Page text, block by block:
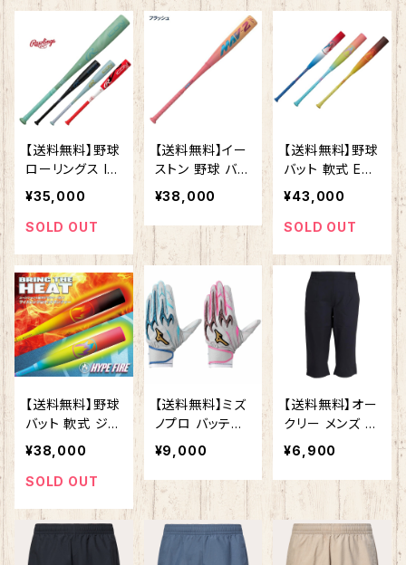
ル 野球部 野球
用品 グラブバッ
グ
50g 79cm 580
g 少年野球 VJJ
SBBVIBJ2 JSB
Bマーク 学童野
球 こども 子ど
も キッズ Jr 試
合 公園 マルチ
ヴィクタス ビク
タス
D2574010 WB
D2574020 vo
odoo ブードゥ
硬式用 バット 硬
式野球 硬式バッ
ト 高校生 大人
WBD257402
08390
【送料無料】野球
ローリングス IC
ON アイコン
バット 軟式複合
バット コンポジ
野球 軟式用 少
年用 ジュニア用
子供用 BJ6ION
E RAWLINGS
野球用品
¥35,000
SOLD OUT
【送料無料】イー
ストン 野球 バッ
ト リトルリーグ
用 少年硬式 リ
トルリーグ用硬
式金属 MAV2 -
10 USA BASEB
ALL公認 硬式バ
ット 小学生 EAS
TON EUS6M2
F10J
¥38,000
【送料無料】野球
バット 軟式 ENS
6HYP イースト
ン ハイプファイ
ヤー 限定カラー
イーストン 軟式
バット HYPE FI
RE 大人用 ロー
リングス Rawli
ngs EASTON
イーストン バッ
ト 軟式野球
軟式バット 一
般 社会人
¥43,000
SOLD OUT
【送料無料】野球
バット 軟式 ジュ
ニア ENY6HYP
イーストン ハイ
プファイヤー 限
ンバット イース
トン 軟式バット
HYPE FIRE 大
¥38,000
SOLD OUT
【送料無料】ミズ
ノプロ バッティ
ンググローブ 両
手用 シリコンパ
ワーアークDI 母
の日・父の日限
定カラー 野球 1
EJEA56621
¥9,000
【送料無料】オー
クリー メンズ ク
ロスクォーター
パンツ ENHAN
CE MOBILITY
QUARTER PT
7.0 FOA40904
9 スポーツウェ
ア OAKLEY
¥6,900